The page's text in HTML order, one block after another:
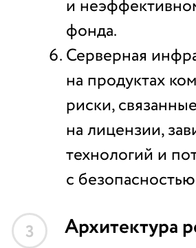
и
фонда.
Серверная
на продуктах
риски,
на лицензии,
технологий и
с
3 Архитектура